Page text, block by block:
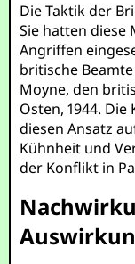
Die Taktik der
Sie hatten
Angriffen
britische
Moyne, den
Osten, 1944.
diesen Ansatz
Kühnheit und
der Konflikt in